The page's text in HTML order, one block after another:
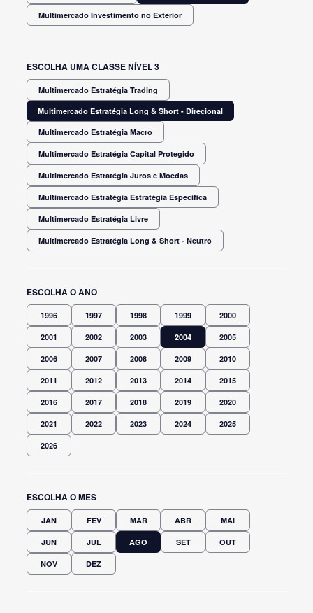
Multimercado Investimento no Exterior
ESCOLHA UMA CLASSE NÍVEL 3
Multimercado Estratégia Trading
Multimercado Estratégia Long & Short - Direcional
Multimercado Estratégia Macro
Multimercado Estratégia Capital Protegido
Multimercado Estratégia Juros e Moedas
Multimercado Estratégia Estratégia Específica
Multimercado Estratégia Livre
Multimercado Estratégia Long & Short - Neutro
ESCOLHA O ANO
1996 1997 1998 1999 2000
2001 2002 2003 2004 2005
2006 2007 2008 2009 2010
2011 2012 2013 2014 2015
2016 2017 2018 2019 2020
2021 2022 2023 2024 2025
2026
ESCOLHA O MÊS
JAN FEV MAR ABR MAI
JUN JUL AGO SET OUT
NOV DEZ